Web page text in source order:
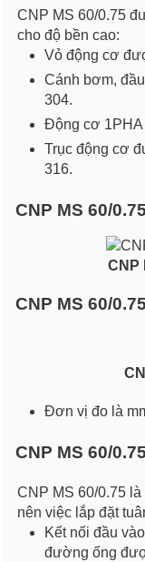
CNP MS 60/0.75
cho độ bền cao:
Vỏ động cơ
Cánh bơm,
304.
Động cơ 1PHA
Trục động cơ
316.
CNP MS 60/
CNP
CNP MS 60/
Đơn vị đo là
CNP MS 60/
CNP MS 60/0.75
nên việc lắp đặt
Kết nối đầu
đường ống